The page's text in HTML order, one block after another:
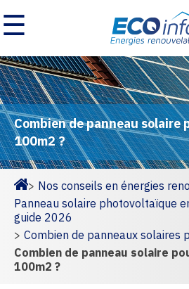
☰
Combien de panneau solaire
100m2 ?
Homepage
> Nos conseils en énergies
Panneau solaire photovoltaïque
guide 2026
> Combien de panneaux solaires
Combien de panneau solaire
100m2 ?